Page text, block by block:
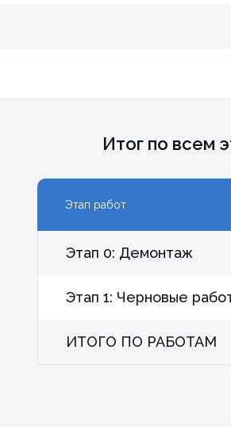
Итог по всем
Этап работ
Этап 0: Демонтаж
Этап 1: Черновые
ИТОГО ПО РАБОТАМ